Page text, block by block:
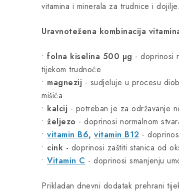
vitamina i minerala za trudnice i dojilje.
Uravnotežena kombinacija
• folna kiselina 500 µg - doprinosi
tijekom trudnoće
• magnezij - sudjeluje u procesu
mišića
• kalcij - potreban je za održavanje
• željezo - doprinosi normalnom
• vitamin B6, vitamin B12 -
• cink - doprinosi zaštiti stanica od
• Vitamin C - doprinosi smanjenju
Prikladan dnevni dodatak prehrani